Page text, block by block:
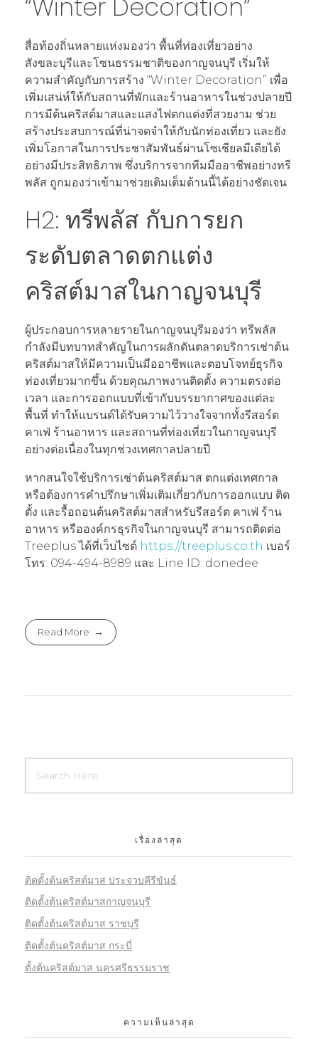
“Winter Decoration”
สื่อท้องถิ่นหลายแห่งมองว่า พื้นที่ท่องเที่ยวอย่าง
สังขละบุรีและโซนธรรมชาติของกาญจนบุรี เริ่มให้
ความสำคัญกับการสร้าง “Winter Decoration” เพื่อ
เพิ่มเสน่ห์ให้กับสถานที่พักและร้านอาหารในช่วงปลายปี
การมีต้นคริสต์มาสและแสงไฟตกแต่งที่สวยงาม ช่วย
สร้างประสบการณ์ที่น่าจดจำให้กับนักท่องเที่ยว และยัง
เพิ่มโอกาสในการประชาสัมพันธ์ผ่านโซเชียลมีเดียได้
อย่างมีประสิทธิภาพ ซึ่งบริการจากทีมมืออาชีพอย่างทรี
พลัส ถูกมองว่าเข้ามาช่วยเติมเต็มด้านนี้ได้อย่างชัดเจน
H2: ทรีพลัส กับการยก
ระดับตลาดตกแต่ง
คริสต์มาสในกาญจนบุรี
ผู้ประกอบการหลายรายในกาญจนบุรีมองว่า ทรีพลัส
กำลังมีบทบาทสำคัญในการผลักดันตลาดบริการเช่าต้น
คริสต์มาสให้มีความเป็นมืออาชีพและตอบโจทย์ธุรกิจ
ท่องเที่ยวมากขึ้น ด้วยคุณภาพงานติดตั้ง ความตรงต่อ
เวลา และการออกแบบที่เข้ากับบรรยากาศของแต่ละ
พื้นที่ ทำให้แบรนด์ได้รับความไว้วางใจจากทั้งรีสอร์ต
คาเฟ่ ร้านอาหาร และสถานที่ท่องเที่ยวในกาญจนบุรี
อย่างต่อเนื่องในทุกช่วงเทศกาลปลายปี
หากสนใจใช้บริการเช่าต้นคริสต์มาส ตกแต่งเทศกาล
หรือต้องการคำปรึกษาเพิ่มเติมเกี่ยวกับการออกแบบ ติด
ตั้ง และรื้อถอนต้นคริสต์มาสสำหรับรีสอร์ต คาเฟ่ ร้าน
อาหาร หรือองค์กรธุรกิจในกาญจนบุรี สามารถติดต่อ
Treeplus ได้ที่เว็บไซต์ https://treeplus.co.th เบอร์
โทร: 094-494-8989 และ Line ID: donedee
Read More
เรื่องล่าสุด
ติดตั้งต้นคริสต์มาส ประจวบคีรีขันธ์
ติดตั้งต้นคริสต์มาสกาญจนบุรี
ติดตั้งต้นคริสต์มาส ราชบุรี
ติดตั้งต้นคริสต์มาส กระบี่
ตั้งต้นคริสต์มาส นครศรีธรรมราช
ความเห็นล่าสุด